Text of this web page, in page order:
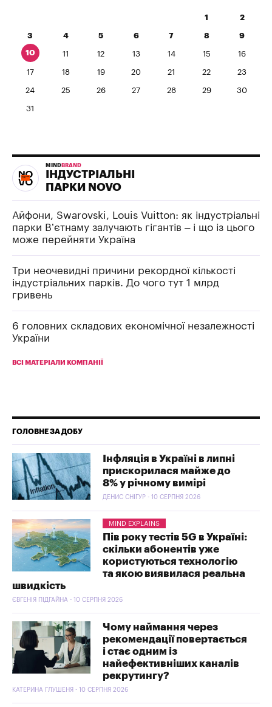
1 2
3 4 5 6 7 8 9
10 11 12 13 14 15 16
17 18 19 20 21 22 23
24 25 26 27 28 29 30
31
MIND BRAND
ІНДУСТРІАЛЬНІ
ПАРКИ NOVO
Айфони, Swarovski, Louis Vuitton: як індустріальні
парки В’єтнаму залучають гігантів – і що із цього
може перейняти Україна
Три неочевидні причини рекордної кількості
індустріальних парків. До чого тут 1 млрд
гривень
6 головних складових економічної незалежності
України
ВСІ МАТЕРІАЛИ КОМПАНІЇ
ГОЛОВНЕ ЗА ДОБУ
Інфляція в Україні в липні
прискорилася майже до
8% у річному вимірі
ДЕНИС СНІГУР - 10 СЕРПНЯ 2026
MIND EXPLAINS
Пів року тестів 5G в Україні:
скільки абонентів уже
користуються технологію
та якою виявилася реальна
швидкість
ЄВГЕНІЯ ПІДГАЙНА - 10 СЕРПНЯ 2026
Чому наймання через
рекомендації повертається
і стає одним із
найефективніших каналів
рекрутингу?
КАТЕРИНА ГЛУШЕНЯ - 10 СЕРПНЯ 2026